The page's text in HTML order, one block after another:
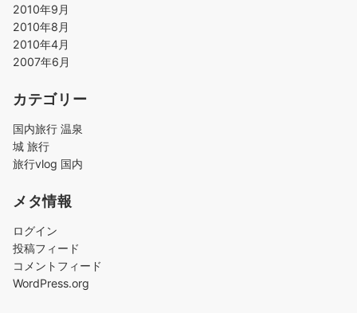
2010年9月
2010年8月
2010年4月
2007年6月
カテゴリー
国内旅行 温泉
城 旅行
旅行vlog 国内
メタ情報
ログイン
投稿フィード
コメントフィード
WordPress.org